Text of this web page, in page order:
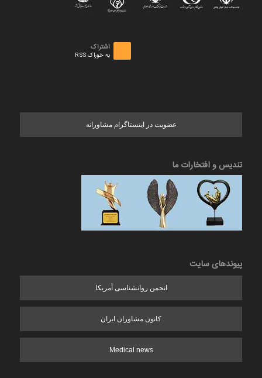
اشتراک
به خوراک RSS
عضویت در اینستاگرام مشاورانه
تندیس و افتخارات ما
پیوندهای سایت
انجمن روانشناسی آمریکا
کانون مشاوران ایران
Medical news